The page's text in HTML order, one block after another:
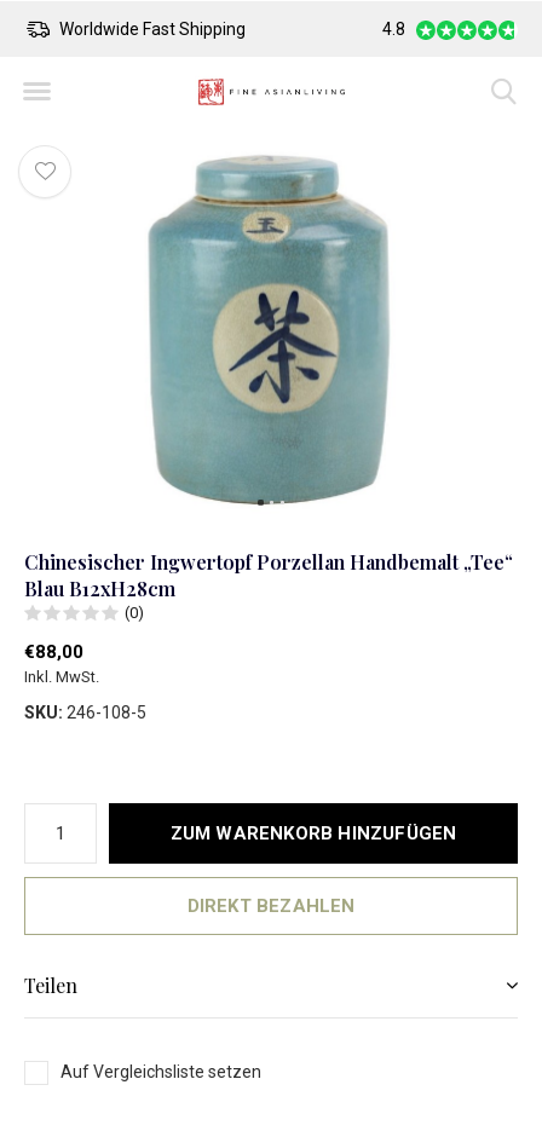
Worldwide Fast Shipping Safe Payment
4.8
Chinesischer Ingwertopf Porzellan Handbemalt „Tee“
Blau B12xH28cm
(0)
€88,00
Inkl. MwSt.
SKU: 246-108-5
ZUM WARENKORB HINZUFÜGEN
DIREKT BEZAHLEN
Teilen
Auf Vergleichsliste setzen